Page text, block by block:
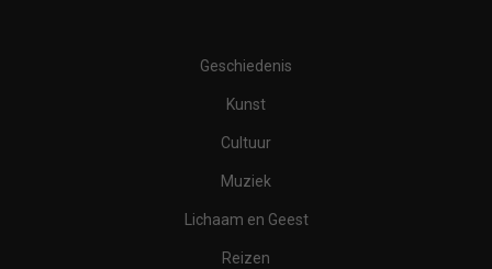
Geschiedenis
Kunst
Cultuur
Muziek
Lichaam en Geest
Reizen